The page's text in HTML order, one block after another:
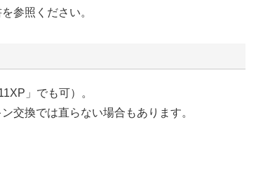
参照ください。
」でも可）。
交換では直らない場合もあります。